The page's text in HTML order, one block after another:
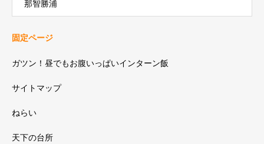
那智勝浦
固定ページ
ガツン！昼でもお腹いっぱいインターン飯
サイトマップ
ねらい
天下の台所